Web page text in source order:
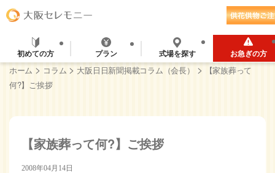
初めての方 プラン 式場を探す お急ぎの方
ホーム > コラム > 大阪日日新聞掲載コラム（会長） >
【家族葬って
何?】ご挨拶
【家族葬って何?】ご挨拶
2008年04月14日